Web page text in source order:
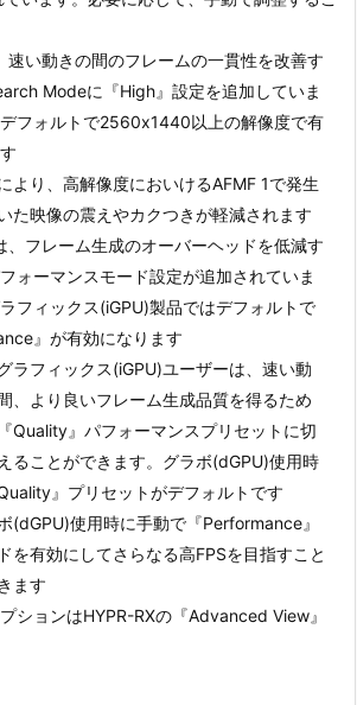
速い動きの間のフレームの一貫性を改善す
Modeに『High』設定を追加していま
フォルトで2560x1440以上の解像度で有
より、高解像度においけるAFMF 1で発生
た映像の震えやカクつきが軽減されます
、フレーム生成のオーバーヘッドを低減す
ォーマンスモード設定が追加されていま
フィックス(iGPU)製品ではデフォルトで
』が有効になります
ラフィックス(iGPU)ユーザーは、速い動
、より良いフレーム生成品質を得るため
Quality』パフォーマンスプリセットに切
ることができます。グラボ(dGPU)使用時
』プリセットがデフォルトです
(dGPU)使用時に手動で『Performance』
を有効にしてさらなる高FPSを目指すこと
ます
ションはHYPR-RXの『Advanced View』